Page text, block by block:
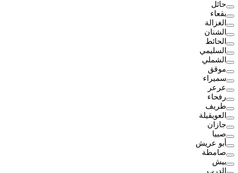
حائل
بقعاء
الغزالة
الشنان
الحائط
السليمي
الشملي
موقق
سميراء
عرعر
رفحاء
طريف
العويقيلة
جازان
صبيا
أبو عريش
صامطة
بيش
الدرب